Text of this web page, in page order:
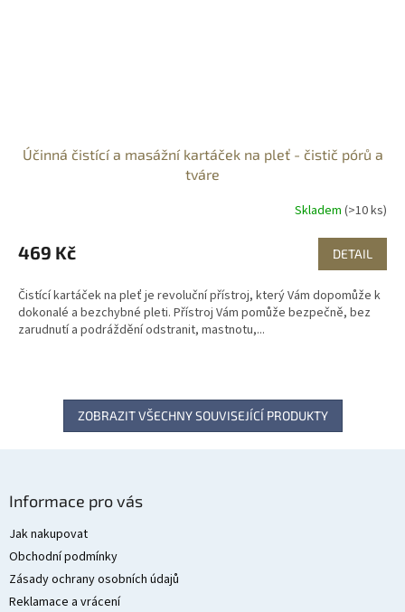
Účinná čistící a masážní kartáček na pleť - čistič pórů a
tváre
Skladem (>10 ks)
469 Kč DETAIL
Čistící kartáček na pleť je revoluční přístroj, který Vám dopomůže k
dokonalé a bezchybné pleti. Přístroj Vám pomůže bezpečně, bez
zarudnutí a podráždění odstranit, mastnotu,...
ZOBRAZIT VŠECHNY SOUVISEJÍCÍ PRODUKTY
Informace pro vás
Jak nakupovat
Obchodní podmínky
Zásady ochrany osobních údajů
Reklamace a vrácení